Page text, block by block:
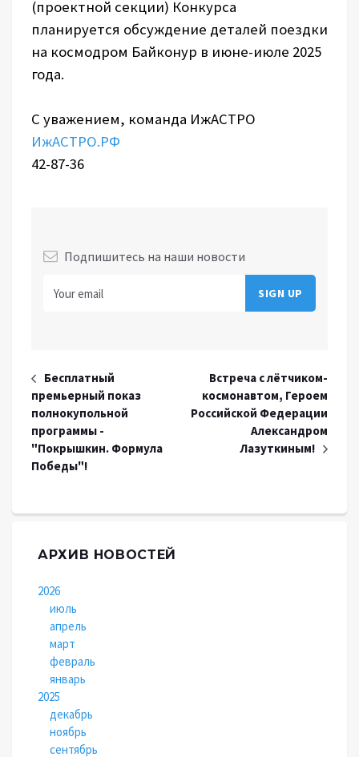
(проектной секции) Конкурса
планируется обсуждение деталей поездки
на космодром Байконур в июне-июле 2025
года.
С уважением, команда ИжАСТРО
ИжАСТРО.РФ
42-87-36
Подпишитесь на наши новости
Бесплатный
премьерный показ
полнокупольной
программы -
"Покрышкин. Формула
Победы"!
Встреча с лётчиком-
космонавтом, Героем
Российской Федерации
Александром
Лазуткиным!
АРХИВ НОВОСТЕЙ
2026
июль
апрель
март
февраль
январь
2025
декабрь
ноябрь
сентябрь